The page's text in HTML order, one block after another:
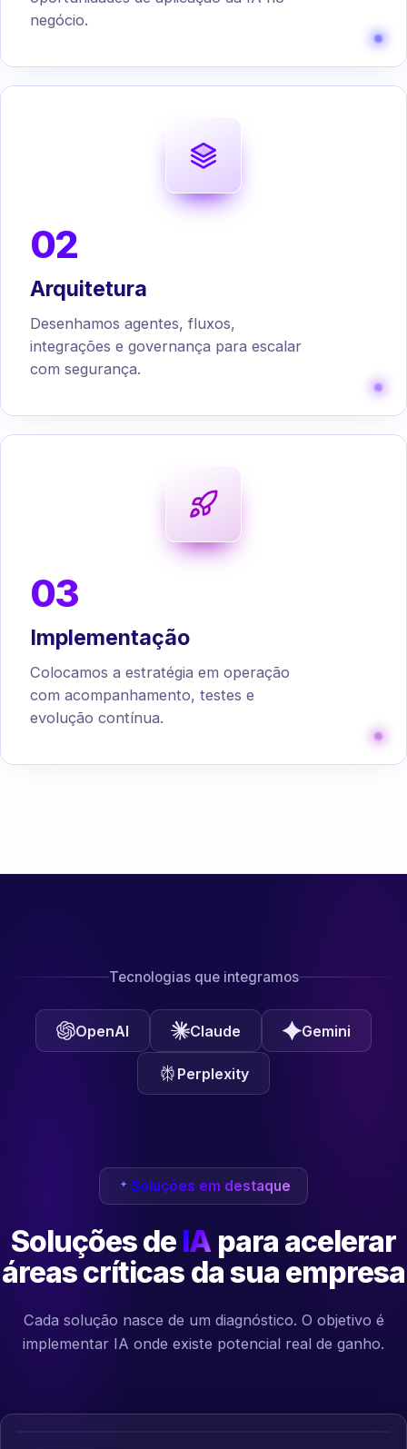
negócio.
02
Arquitetura
Desenhamos agentes, fluxos,
integrações e governança para escalar
com segurança.
03
Implementação
Colocamos a estratégia em operação
com acompanhamento, testes e
evolução contínua.
Tecnologias que integramos
OpenAI Claude Gemini
Perplexity
Soluções em destaque
Soluções de IA para acelerar
áreas críticas da sua empresa
Cada solução nasce de um diagnóstico. O objetivo é
implementar IA onde existe potencial real de ganho.